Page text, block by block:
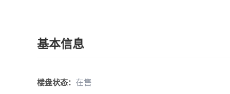
基本信息
楼盘状态： 在售